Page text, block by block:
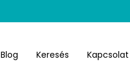
Blog Keresés Kapcsolat